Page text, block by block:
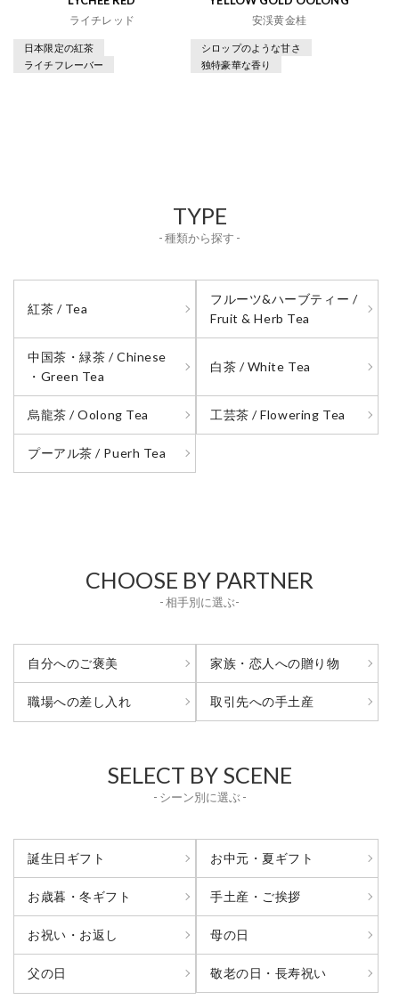
ライチレッド
日本限定の紅茶
ライチフレーバー
安渓黄金桂
シロップのような甘さ
独特豪華な香り
TYPE
- 種類から探す -
紅茶 / Tea
フルーツ&ハーブティー /
Fruit & Herb Tea
中国茶・緑茶 / Chinese
・Green Tea
白茶 / White Tea
烏龍茶 / Oolong Tea 工芸茶 / Flowering Tea
プーアル茶 / Puerh Tea
CHOOSE BY PARTNER
- 相手別に選ぶ-
自分へのご褒美 家族・恋人への贈り物
職場への差し入れ 取引先への手土産
SELECT BY SCENE
- シーン別に選ぶ -
誕生日ギフト お中元・夏ギフト
お歳暮・冬ギフト 手土産・ご挨拶
お祝い・お返し 母の日
父の日 敬老の日・長寿祝い